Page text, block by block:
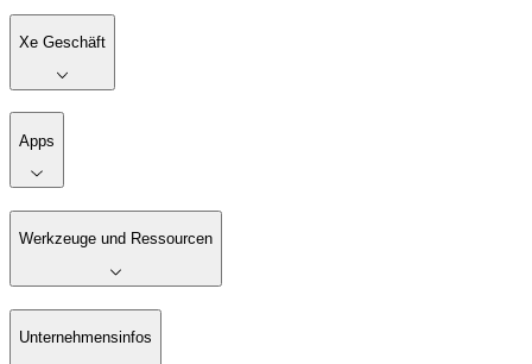
Xe Geschäft
Apps
Werkzeuge und Ressourcen
Unternehmensinfos